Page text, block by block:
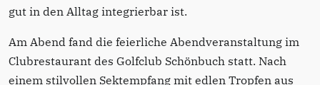
gut in den Alltag integrierbar ist.
Am Abend fand die feierliche Abendveranstaltung im
Clubrestaurant des Golfclub Schönbuch statt. Nach
einem stilvollen Sektempfang mit edlen Tropfen aus